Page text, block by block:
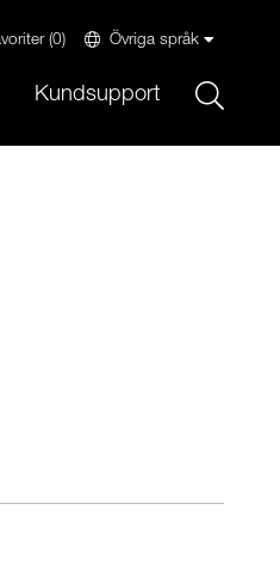
(0) Övriga språk
Kundsupport